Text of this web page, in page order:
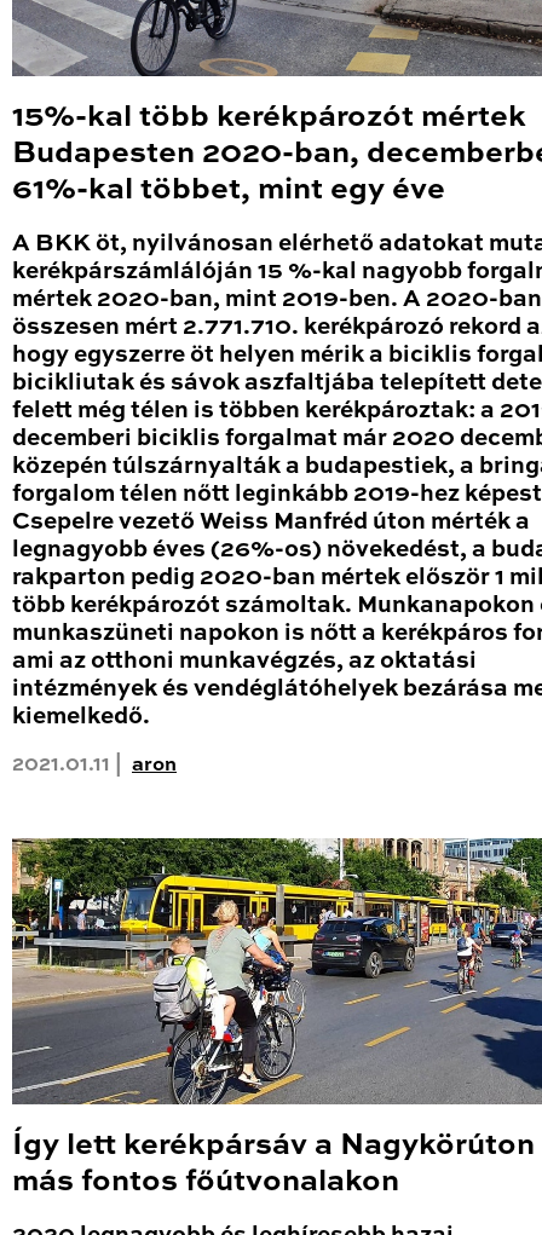
15%-kal több kerékpározót mértek
Budapesten 2020-ban,
61%-kal többet, mint egy éve
A BKK öt, nyilvánosan elérhető adatokat
kerékpárszámlálóján 15 %-kal nagyobb
mértek 2020-ban, mint 2019-ben. A 2020-ban
összesen mért 2.771.710. kerékpározó rekord
hogy egyszerre öt helyen mérik a biciklis
bicikliutak és sávok aszfaltjába telepített
felett még télen is többen kerékpároztak: a
decemberi biciklis forgalmat már 2020
közepén túlszárnyalták a budapestiek, a
forgalom télen nőtt leginkább 2019-hez
Csepelre vezető Weiss Manfréd úton mérték a
legnagyobb éves (26%-os) növekedést, a
rakparton pedig 2020-ban mértek először 1
több kerékpározót számoltak. Munkanapokon
munkaszüneti napokon is nőtt a kerékpáros
ami az otthoni munkavégzés, az oktatási
intézmények és vendéglátóhelyek bezárása
kiemelkedő.
2021.01.11 | aron
Így lett kerékpársáv a Nagykörúton
más fontos főútvonalakon